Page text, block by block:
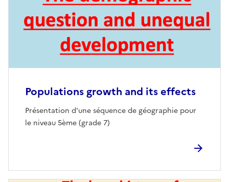
Populations growth and its effects
Présentation d'une séquence de géographie pour
le niveau 5ème (grade 7)